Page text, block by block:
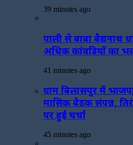
39 minutes ago
पाली से बाबा बैद्यनाथ
अधिक कांवड़ियों का
41 minutes ago
ग्राम बिलासपुर में
मासिक बैठक संपन्न,
पर हुई चर्चा
45 minutes ago